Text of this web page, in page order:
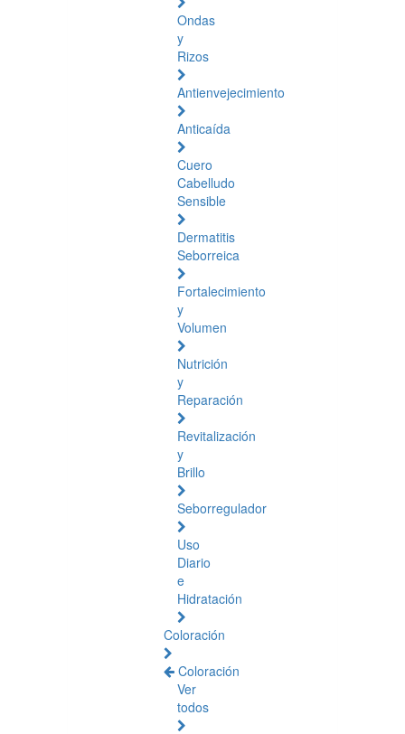
Ondas
y
Rizos
Antienvejecimiento
Anticaída
Cuero
Cabelludo
Sensible
Dermatitis
Seborreica
Fortalecimiento
y
Volumen
Nutrición
y
Reparación
Revitalización
y
Brillo
Seborregulador
Uso
Diario
e
Hidratación
Coloración
Coloración
Ver
todos